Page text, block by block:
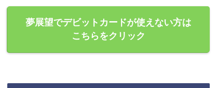
夢展望でデビットカードが使えない方は
こちらをクリック